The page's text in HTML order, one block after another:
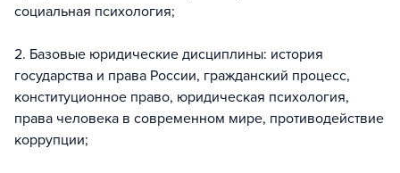
социальная психология;
2. Базовые юридические дисциплины: история
государства и права России, гражданский процесс,
конституционное право, юридическая психология,
права человека в современном мире, противодействие
коррупции;